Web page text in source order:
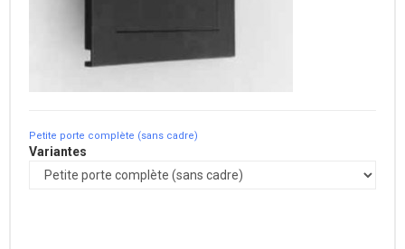
Petite porte complète (sans cadre)
Variantes